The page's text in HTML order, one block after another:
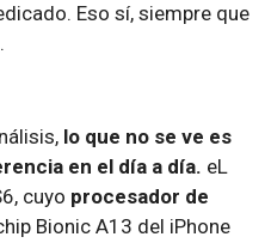
Eso sí, siempre que
lo que no se ve es
en el día a día. eL
cuyo procesador de
Bionic A13 del iPhone